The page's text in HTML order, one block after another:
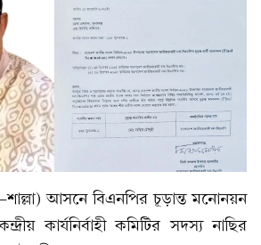
আসনে বিএনপির চূড়ান্ত মনোনয়ন
কার্যনির্বাহী কমিটির সদস্য নাছির